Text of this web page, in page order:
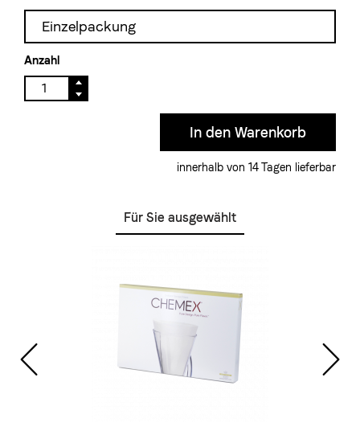
Einzelpackung
Anzahl
innerhalb von 14 Tagen lieferbar
Für Sie ausgewählt